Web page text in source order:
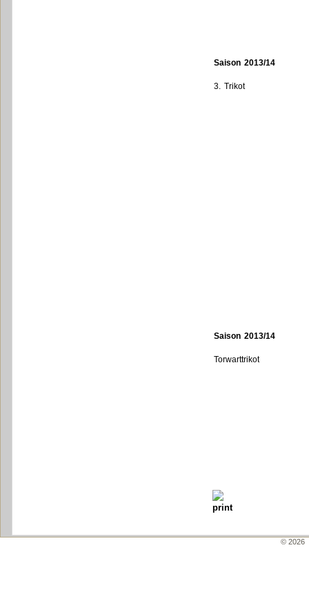
Saison 2013/14
3. Trikot
Saison 2013/14
Torwarttrikot
© 2026